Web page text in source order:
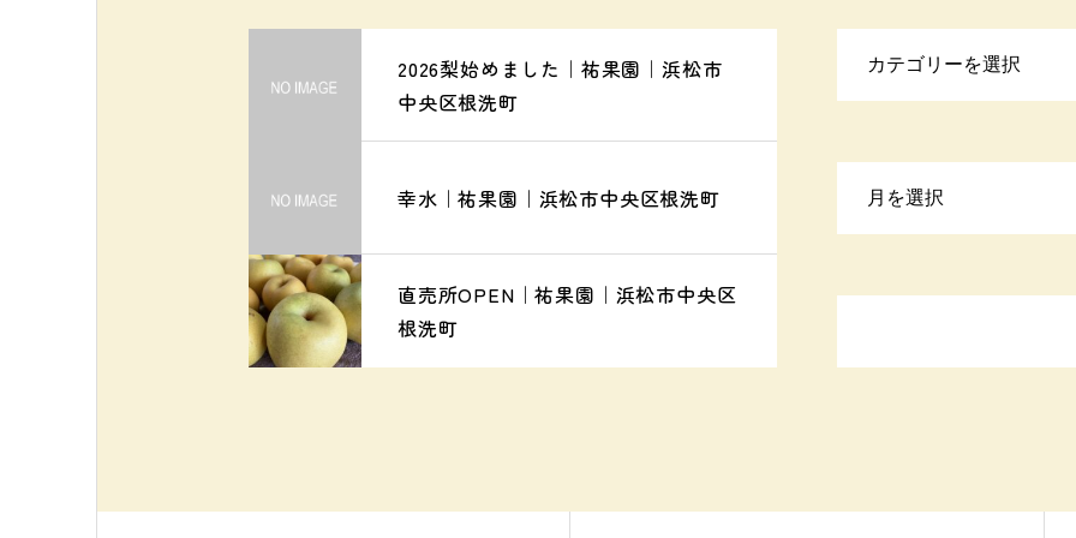
2026梨始めました｜祐果園｜浜松市
中央区根洗町
幸水｜祐果園｜浜松市中央区根洗町
直売所OPEN｜祐果園｜浜松市中央区
根洗町